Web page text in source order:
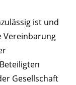
ist und
Vereinbarung
Gesellschaft